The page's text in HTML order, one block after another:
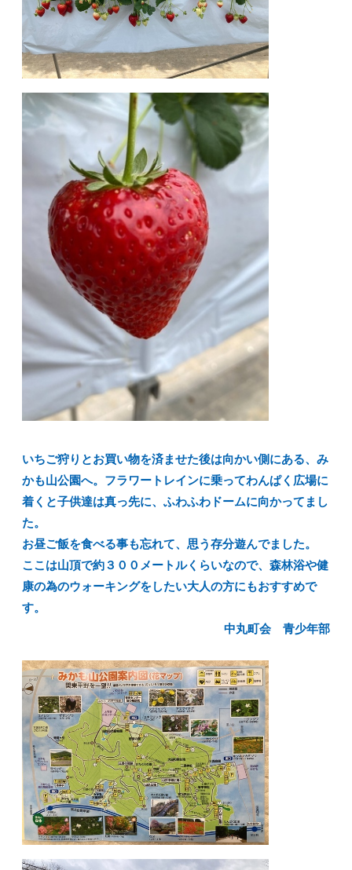
いちご狩りとお買い物を済ませた後は向かい側にある、み
かも山公園へ。フラワートレインに乗ってわんぱく広場に
着くと子供達は真っ先に、ふわふわドームに向かってまし
た。
お昼ご飯を食べる事も忘れて、思う存分遊んでました。
ここは山頂で約３００メートルくらいなので、森林浴や健
康の為のウォーキングをしたい大人の方にもおすすめで
す。
中丸町会 青少年部